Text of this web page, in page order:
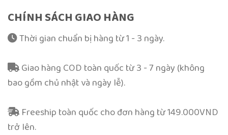
CHÍNH SÁCH GIAO HÀNG
Thời gian chuẩn bị hàng từ 1 - 3 ngày.
Giao hàng COD toàn quốc từ 3 - 7 ngày (không
bao gồm chủ nhật và ngày lễ).
Freeship toàn quốc cho đơn hàng từ 149.000VND
trở lên.